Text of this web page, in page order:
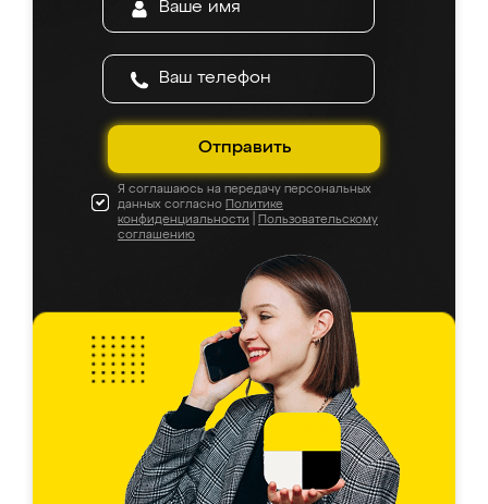
Отправить
Я соглашаюсь на передачу персональных
данных согласно Политике
конфиденциальности
Пользовательскому
соглашению